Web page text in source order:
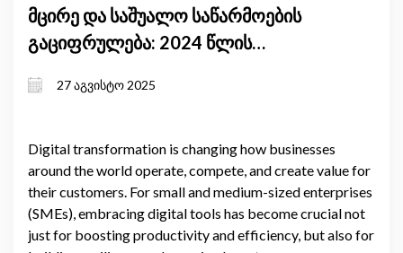
მცირე და საშუალო საწარმოების
გაციფრულება: 2024 წლის
27 აგვისტო 2025
Digital transformation is changing how businesses
around the world operate, compete, and create value for
their customers. For small and medium-sized enterprises
(SMEs), embracing digital tools has become crucial not
just for boosting productivity and efficiency, but also for